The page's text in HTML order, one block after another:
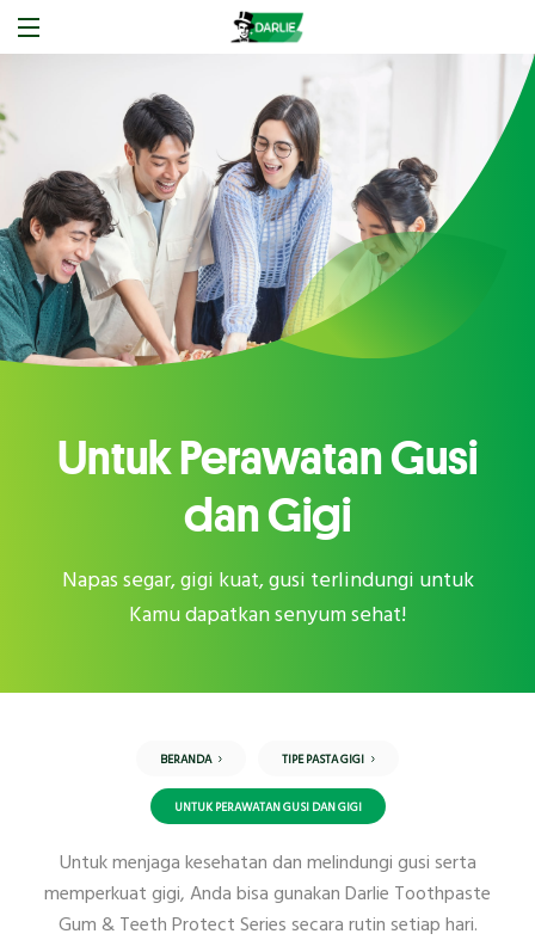
Untuk Perawatan Gusi
dan Gigi
Napas segar, gigi kuat, gusi terlindungi untuk
Kamu dapatkan senyum sehat!
BERANDA TIPE PASTA GIGI
UNTUK PERAWATAN GUSI DAN GIGI
Untuk menjaga kesehatan dan melindungi gusi serta
memperkuat gigi, Anda bisa gunakan Darlie Toothpaste
Gum & Teeth Protect Series secara rutin setiap hari.